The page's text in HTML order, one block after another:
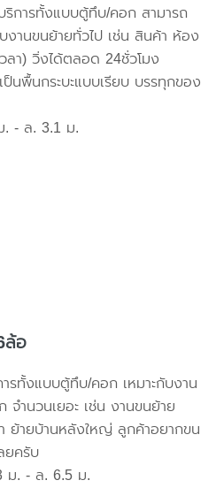
การทั้งแบบตู้ทึบ/คอก สามารถ
งานขนย้ายทั่วไป เช่น สินค้า ห้อง
า) วิ่งได้ตลอด 24ชั่วโมง
นพื้นกระบะแบบเรียบ บรรทุกของ
- ล. 3.1 ม.
ล้อ
รทั้งแบบตู้ทึบ/คอก เหมาะกับงาน
ำนวนเยอะ เช่น งานขนย้าย
ายบ้านหลังใหญ่ ลูกค้าอยากขน
ยครับ
ม. - ล. 6.5 ม.